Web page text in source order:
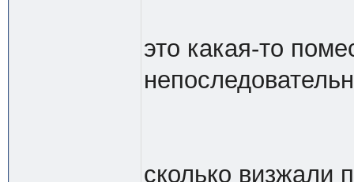
это какая-то
сколько визжали